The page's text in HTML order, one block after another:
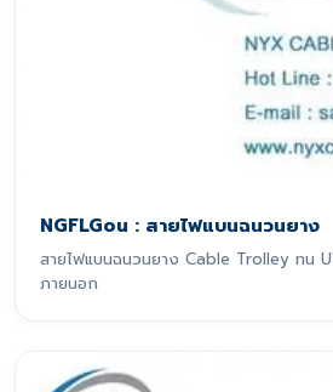
NGFLGou : สายไฟแบนฉนวนยาง
สายไฟแบนฉนวนยาง Cable Trolley ทน
ภายนอก